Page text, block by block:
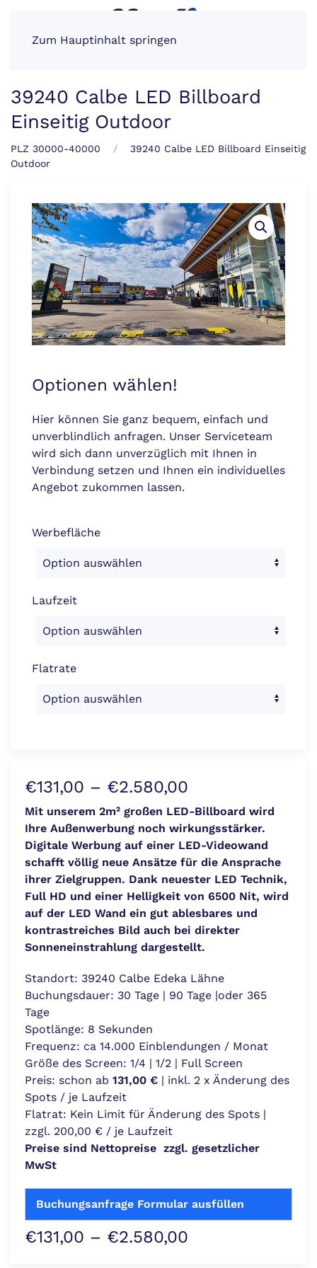
Zum Hauptinhalt springen
39240 Calbe LED Billboard
Einseitig Outdoor
PLZ 30000-40000
39240 Calbe LED Billboard Einseitig
Outdoor
Optionen wählen!
Hier können Sie ganz bequem, einfach und
unverblindlich anfragen. Unser Serviceteam
wird sich dann unverzüglich mit Ihnen in
Verbindung setzen und Ihnen ein individuelles
Angebot zukommen lassen.
Werbefläche
Laufzeit
Flatrate
€131,00 – €2.580,00
€131,00
bis
€2.580,00
Mit unserem 2m² großen LED-Billboard wird
Ihre Außenwerbung noch wirkungsstärker.
Digitale Werbung auf einer LED-Videowand
schafft völlig neue Ansätze für die Ansprache
ihrer Zielgruppen. Dank neuester LED Technik,
Full HD und einer Helligkeit von 6500 Nit, wird
auf der LED Wand ein gut ablesbares und
kontrastreiches Bild auch bei direkter
Sonneneinstrahlung dargestellt.
Standort: 39240 Calbe Edeka Lähne
Buchungsdauer: 30 Tage | 90 Tage |oder 365
Tage
Spotlänge: 8 Sekunden
Frequenz: ca 14.000 Einblendungen / Monat
Größe des Screen: 1/4 | 1/2 | Full Screen
Preis: schon ab 131,00 € | inkl. 2 x Änderung des
Spots / je Laufzeit
Flatrat: Kein Limit für Änderung des Spots |
zzgl. 200,00 € / je Laufzeit
Preise sind Nettopreise zzgl. gesetzlicher
MwSt
Buchungsanfrage Formular ausfüllen
€131,00 – €2.580,00